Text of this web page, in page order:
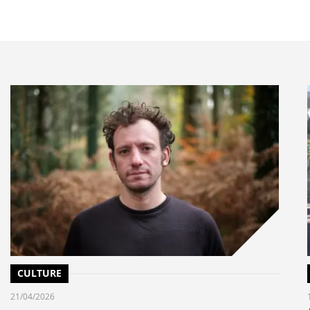
School dont l’objectif est de former et d’engager
transition écologique.
pratiques et témoignages viennent enrichir les
habilement rédigé. Même si le titre du livre
n’en n’est rien au fil des pages qui se
et lente mutation. On aurait souhaité lire un
et comptabilité écologique, qui met les
non « passifs ».
CULTURE
21/04/2026